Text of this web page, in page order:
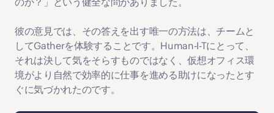
彼の意見では、その答えを出す唯一の方法は、チームと
してGatherを体験することです。Human-I-Tにとって、
それは決して気をそらすものではなく、仮想オフィス環
境がより自然で効率的に仕事を進める助けになったとす
ぐに気づかれたのです。